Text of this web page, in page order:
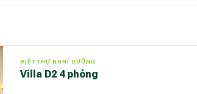
BIỆT THỰ NGHỈ DƯỠNG
Villa D2 4 phòng